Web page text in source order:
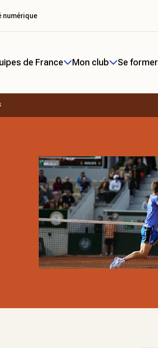
de France Mon club Se former
numérique